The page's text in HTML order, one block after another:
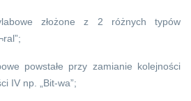
złożone z 2 różnych typów
powstałe przy zamianie kolejności
IV np. „Bit-wa”;